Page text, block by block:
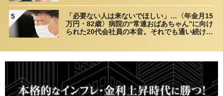
5
「必要ない人は来ないでほしい」…〈年金月15
万円・82歳〉病院の“常連おばあちゃん”に向け
られた20代会社員の本音。それでも通い続ける